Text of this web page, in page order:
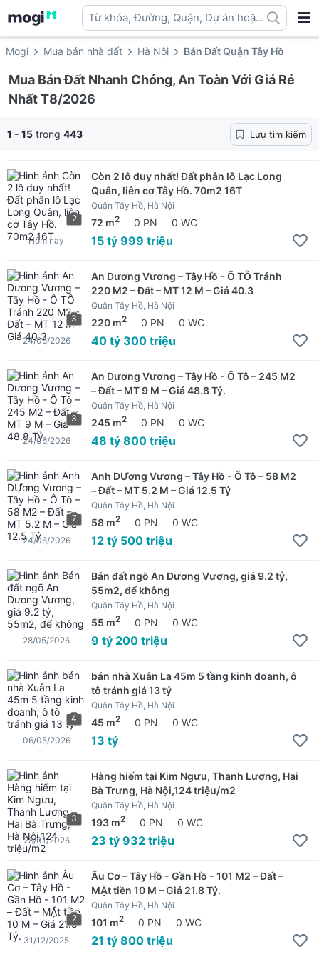
Từ khóa, Đường, Quận, Dự án hoặc
địa danh ...
Mogi Mua bán nhà đất Hà Nội Bán Đất Quận Tây Hồ
Mua Bán Đất Nhanh Chóng, An Toàn Với Giá Rẻ
Nhất T8/2026
1 - 15 trong 443 Lưu tìm kiếm
2
Còn 2 lô duy nhất! Đất phân lô Lạc Long
Quân, liên cơ Tây Hồ. 70m2 16T
Quận Tây Hồ, Hà Nội
72 m2 0 PN 0 WC
15 tỷ 999 triệu
Hôm nay
3
An Dương Vương – Tây Hồ - Ô TÔ Tránh
220 M2 – Đất – MT 12 M – Giá 40.3
Quận Tây Hồ, Hà Nội
220 m2 0 PN 0 WC
40 tỷ 300 triệu
24/06/2026
3
An Dương Vương – Tây Hồ - Ô Tô – 245 M2
– Đất – MT 9 M – Giá 48.8 Tỷ.
Quận Tây Hồ, Hà Nội
245 m2 0 PN 0 WC
48 tỷ 800 triệu
24/06/2026
7
Anh DƯơng Vương – Tây Hồ - Ô Tô – 58 M2
– Đất – MT 5.2 M – Giá 12.5 Tỷ
Quận Tây Hồ, Hà Nội
58 m2 0 PN 0 WC
12 tỷ 500 triệu
24/06/2026
Bán đất ngõ An Dương Vương, giá 9.2 tỷ,
55m2, để không
Quận Tây Hồ, Hà Nội
55 m2 0 PN 0 WC
9 tỷ 200 triệu
28/05/2026
4
bán nhà Xuân La 45m 5 tầng kinh doanh, ô
tô tránh giá 13 tỷ
Quận Tây Hồ, Hà Nội
45 m2 0 PN 0 WC
13 tỷ
06/05/2026
3
Hàng hiếm tại Kim Ngưu, Thanh Lương, Hai
Bà Trưng, Hà Nội,124 triệu/m2
Quận Tây Hồ, Hà Nội
193 m2 0 PN 0 WC
23 tỷ 932 triệu
28/01/2026
2
Âu Cơ – Tây Hồ - Gần Hồ - 101 M2 – Đất –
MẶt tiền 10 M – Giá 21.8 Tỷ.
Quận Tây Hồ, Hà Nội
101 m2 0 PN 0 WC
21 tỷ 800 triệu
31/12/2025